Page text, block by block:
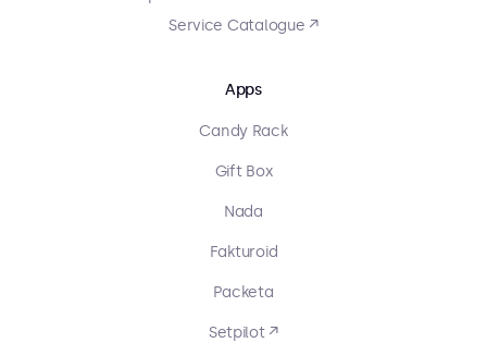
Service Catalogue ↗
Apps
Candy Rack
Gift Box
Nada
Fakturoid
Packeta
Setpilot ↗